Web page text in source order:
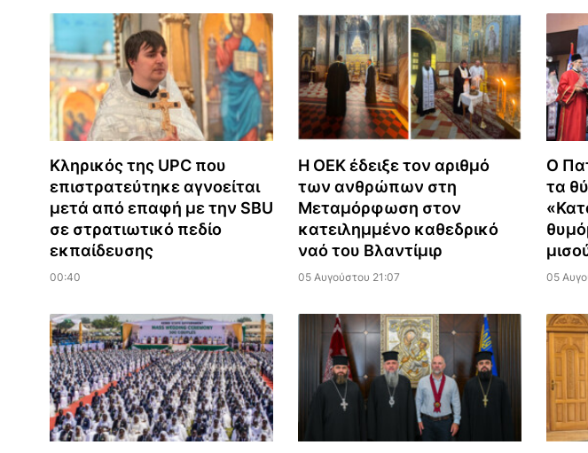
Κληρικός της UPC που
επιστρατεύτηκε αγνοείται
μετά από επαφή με την SBU
σε στρατιωτικό πεδίο
εκπαίδευσης
00:40
Η ΟΕΚ έδειξε τον αριθμό
των ανθρώπων στη
Μεταμόρφωση στον
κατειλημμένο καθεδρικό
ναό του Βλαντίμιρ
05 Αυγούστου 21:07
Ο
τα
05